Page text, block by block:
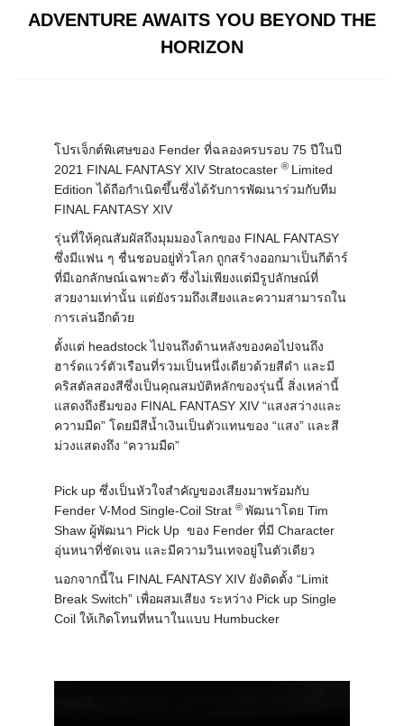
ADVENTURE AWAITS YOU BEYOND THE
HORIZON
โปรเจ็กต์พิเศษของ Fender ที่ฉลองครบรอบ 75 ปีในปี
2021 FINAL FANTASY XIV Stratocaster ® Limited
Edition ได้ถือกำเนิดขึ้นซึ่งได้รับการพัฒนาร่วมกับทีม
FINAL FANTASY XIV
รุ่นที่ให้คุณสัมผัสถึงมุมมองโลกของ FINAL FANTASY
ซึ่งมีแฟน ๆ ชื่นชอบอยู่ทั่วโลก ถูกสร้างออกมาเป็นกีต้าร์
ที่มีเอกลักษณ์เฉพาะตัว ซึ่งไม่เพียงแต่มีรูปลักษณ์ที่
สวยงามเท่านั้น แต่ยังรวมถึงเสียงและความสามารถใน
การเล่นอีกด้วย
ตั้งแต่ headstock ไปจนถึงด้านหลังของคอไปจนถึง
ฮาร์ดแวร์ตัวเรือนที่รวมเป็นหนึ่งเดียวด้วยสีดำ และมี
คริสตัลสองสีซึ่งเป็นคุณสมบัติหลักของรุ่นนี้ สิ่งเหล่านี้
แสดงถึงธีมของ FINAL FANTASY XIV “แสงสว่างและ
ความมืด” โดยมีสีน้ำเงินเป็นตัวแทนของ “แสง” และสี
ม่วงแสดงถึง “ความมืด”
Pick up ซึ่งเป็นหัวใจสำคัญของเสียงมาพร้อมกับ
Fender V-Mod Single-Coil Strat ® พัฒนาโดย Tim
Shaw ผู้พัฒนา Pick Up ของ Fender ที่มี Character
อุ่นหนาที่ชัดเจน และมีความวินเทจอยู่ในตัวเดียว
นอกจากนี้ใน FINAL FANTASY XIV ยังติดตั้ง “Limit
Break Switch” เพื่อผสมเสียง ระหว่าง Pick up Single
Coil ให้เกิดโทนที่หนาในแบบ Humbucker